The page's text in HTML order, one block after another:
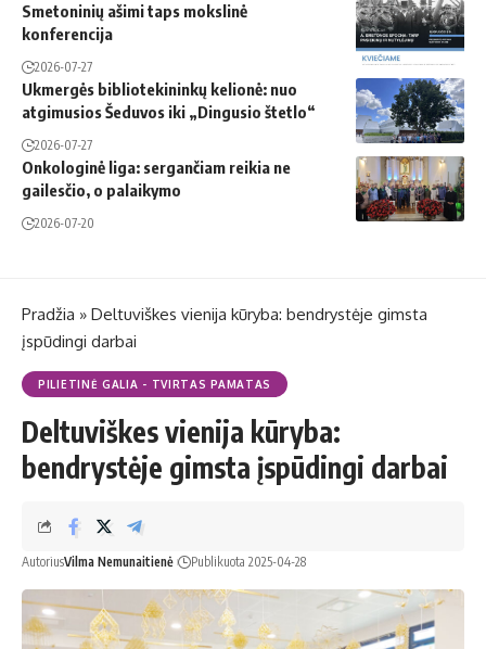
Smetoninių ašimi taps mokslinė
konferencija
2026-07-27
Ukmergės bibliotekininkų kelionė: nuo
atgimusios Šeduvos iki „Dingusio štetlo“
2026-07-27
Onkologinė liga: sergančiam reikia ne
gailesčio, o palaikymo
2026-07-20
Pradžia » Deltuviškes vienija kūryba: bendrystėje gimsta
įspūdingi darbai
PILIETINĖ GALIA - TVIRTAS PAMATAS
Deltuviškes vienija kūryba:
bendrystėje gimsta įspūdingi darbai
AutoriusVilma Nemunaitienė Publikuota 2025-04-28